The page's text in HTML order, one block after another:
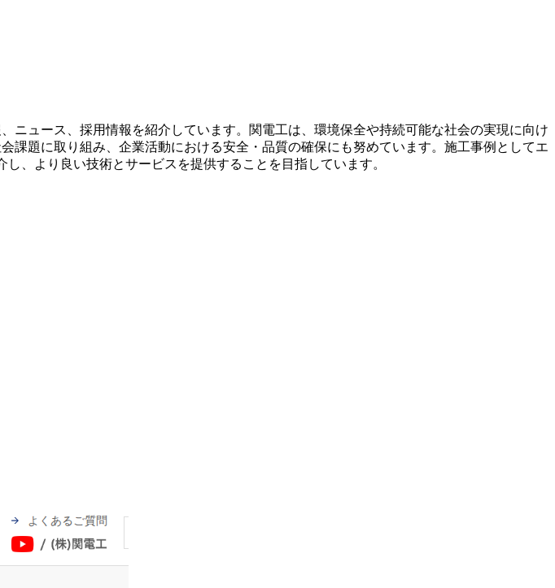
ュース、採用情報を紹介しています。関電工は、環境保全や持続可能な社会の実現に向け
題に取り組み、企業活動における安全・品質の確保にも努めています。施工事例としてエ
、より良い技術とサービスを提供することを目指しています。